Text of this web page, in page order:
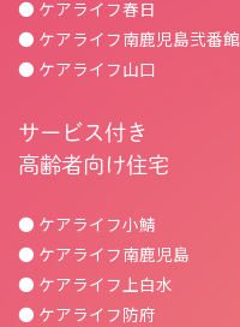
● ケアライフ春日
● ケアライフ南鹿児島弐番館
● ケアライフ山口
サービス付き
高齢者向け住宅
● ケアライフ小鯖
● ケアライフ南鹿児島
● ケアライフ上白水
● ケアライフ防府